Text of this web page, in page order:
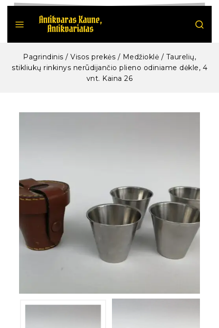
Pagrindinis / Visos prekės / Medžioklė / Taurelių,
stikliukų rinkinys nerūdijančio plieno odiniame dėkle, 4
vnt. Kaina 26